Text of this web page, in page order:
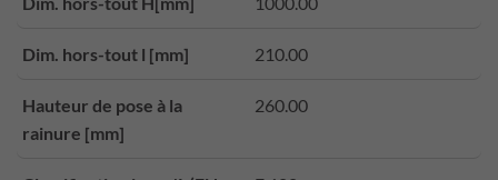
Dim. hors-tout l [mm] 210.00
Hauteur de pose à la
rainure [mm]
260.00